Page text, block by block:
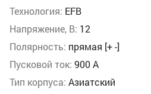
Технология: EFB
Напряжение, В: 12
Полярность: прямая [+ -]
Пусковой ток: 900 А
Тип корпуса: Азиатский